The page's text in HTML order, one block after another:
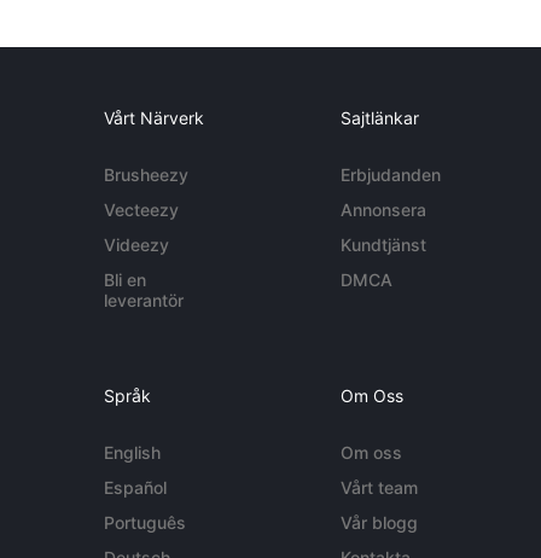
Vårt Närverk
Brusheezy
Vecteezy
Videezy
Bli en
leverantör
Sajtlänkar
Erbjudanden
Annonsera
Kundtjänst
DMCA
Språk
English
Español
Português
Om Oss
Om oss
Vårt team
Vår blogg